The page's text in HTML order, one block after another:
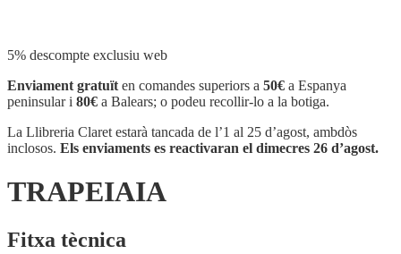
5% descompte exclusiu web
Enviament gratuït en comandes superiors a 50€ a Espanya
peninsular i 80€ a Balears; o podeu recollir-lo a la botiga.
La Llibreria Claret estarà tancada de l’1 al 25 d’agost, ambdòs
inclosos. Els enviaments es reactivaran el dimecres 26 d’agost.
TRAPEIAIA
Fitxa tècnica